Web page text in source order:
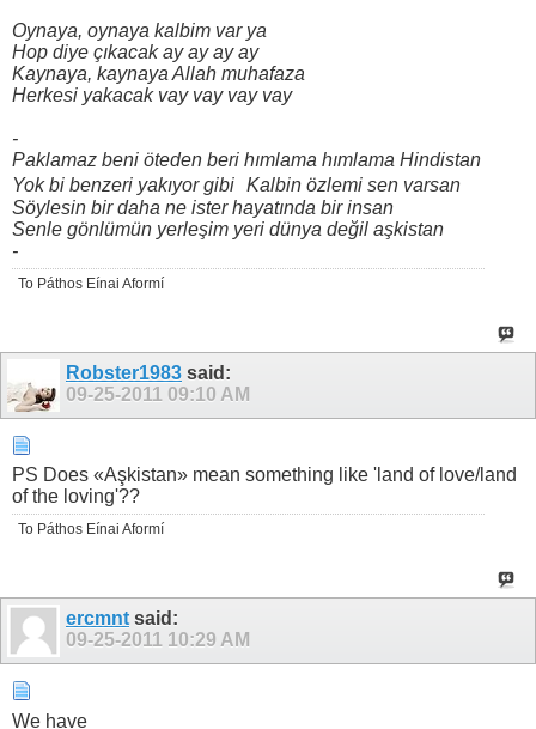
Oynaya, oynaya kalbim var ya
Hop diye çıkacak ay ay ay ay
Kaynaya, kaynaya Allah muhafaza
Herkesi yakacak vay vay vay vay
-
Paklamaz beni öteden beri hımlama hımlama Hindistan
Yok bi benzeri yakıyor gibi Kalbin özlemi sen varsan
Söylesin bir daha ne ister hayatında bir insan
Senle gönlümün yerleşim yeri dünya değil aşkistan
-
To Páthos Eínai Aformí
Robster1983 said:
09-25-2011 09:10 AM
PS Does «Aşkistan» mean something like 'land of love/land
of the loving'??
To Páthos Eínai Aformí
ercmnt said:
09-25-2011 10:29 AM
We have